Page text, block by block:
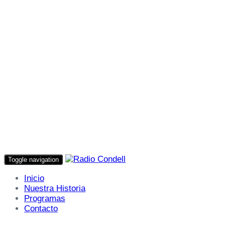
Toggle navigation
Inicio
Nuestra Historia
Programas
Contacto